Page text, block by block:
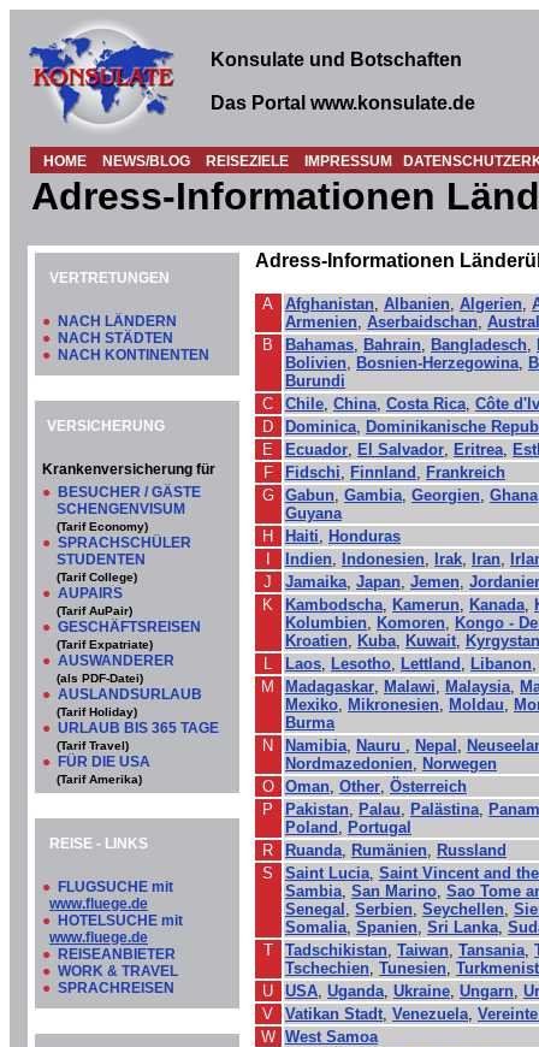
Konsulate und Botschaften
Das Portal www.konsulate.de
HOME NEWS/BLOG REISEZIELE IMPRESSUM
Adress-Informationen
VERTRETUNGEN
● NACH LÄNDERN
● NACH STÄDTEN
● NACH KONTINENTEN
VERSICHERUNG
Krankenversicherung für
● BESUCHER / GÄSTE
SCHENGENVISUM
(Tarif Economy)
● SPRACHSCHÜLER
STUDENTEN
(Tarif College)
● AUPAIRS
(Tarif AuPair)
● GESCHÄFTSREISEN
(Tarif Expatriate)
● AUSWANDERER
(als PDF-Datei)
● AUSLANDSURLAUB
(Tarif Holiday)
● URLAUB BIS 365 TAGE
(Tarif Travel)
● FÜR DIE USA
(Tarif Amerika)
REISE - LINKS
● FLUGSUCHE mit
www.fluege.de
● HOTELSUCHE mit
www.fluege.de
● REISEANBIETER
● WORK & TRAVEL
● SPRACHREISEN
Adress-Informationen
A Afghanistan, Albanien, Algerien,
Armenien, Aserbaidschan,
B
Bahamas, Bahrain, Bangladesch,
Bolivien, Bosnien-Herzegowina,
Burundi
C
Chile, China, Costa Rica, Côte
D
Dominica, Dominikanische
E
Ecuador, El Salvador, Eritrea,
F
Fidschi, Finnland , Frankreich
G Gabun, Gambia, Georgien, Ghana
Guyana
H
Haiti, Honduras
Indien, Indonesien, Irak, Iran,
J
Jamaika, Japan, Jemen,
K
Kambodscha, Kamerun, Kanada,
Kolumbien, Komoren, Kongo -
Kroatien, Kuba, Kuwait, Kyrgystan
L
Laos, Lesotho, Lettland , Libanon
M
Madagaskar, Malawi, Malaysia,
Mexiko, Mikronesien, Moldau,
Burma
N
Namibia, Nauru , Nepal ,
Nordmazedonien, Norwegen
O Oman, Other, Österreich
P
Pakistan, Palau, Palästina,
Poland , Portugal
R
Ruanda, Rumänien, Russland
S
Saint Lucia, Saint Vincent and
Sambia, San Marino, Sao Tome
Senegal , Serbien, Seychellen,
Somalia, Spanien, Sri Lanka,
T
Tadschikistan, Taiwan, Tansania,
Tschechien, Tunesien,
U
USA, Uganda, Ukraine, Ungarn,
V
Vatikan Stadt, Venezuela,
W West Samoa